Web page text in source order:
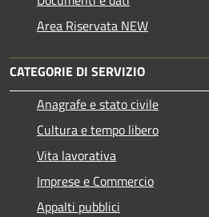
Area Riservata NEW
CATEGORIE DI SERVIZIO
Anagrafe e stato civile
Cultura e tempo libero
Vita lavorativa
Imprese e Commercio
Appalti pubblici